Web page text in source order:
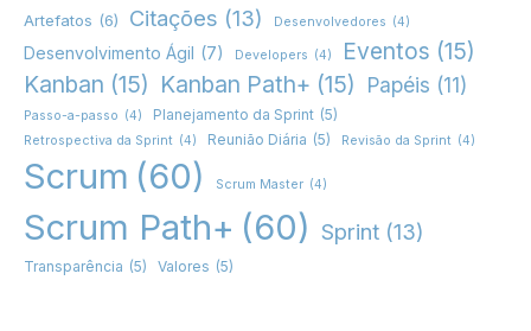
Artefatos (6) Citações (13) Desenvolvedores (4)
Desenvolvimento Ágil (7) Developers (4) Eventos (15)
Kanban (15) Kanban Path+ (15) Papéis (11)
Passo-a-passo (4) Planejamento da Sprint (5)
Retrospectiva da Sprint (4) Reunião Diária (5) Revisão da Sprint (4)
Scrum (60) Scrum Master (4)
Scrum Path+ (60) Sprint (13)
Transparência (5) Valores (5)